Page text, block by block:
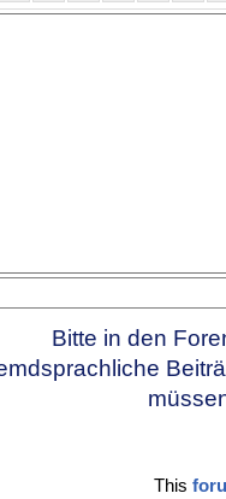
Bitte in den
This